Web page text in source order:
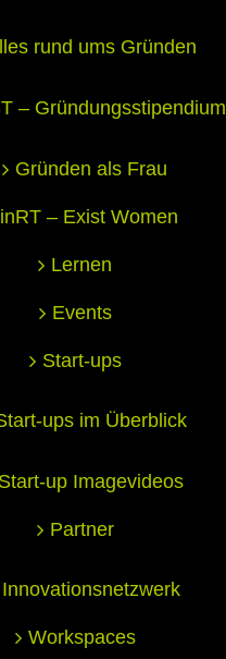
rund ums Gründen
– Gründungsstipendium
Gründen als Frau
– Exist Women
Lernen
Events
Start-ups
ups im Überblick
Start-up Imagevideos
Partner
Innovationsnetzwerk
Workspaces